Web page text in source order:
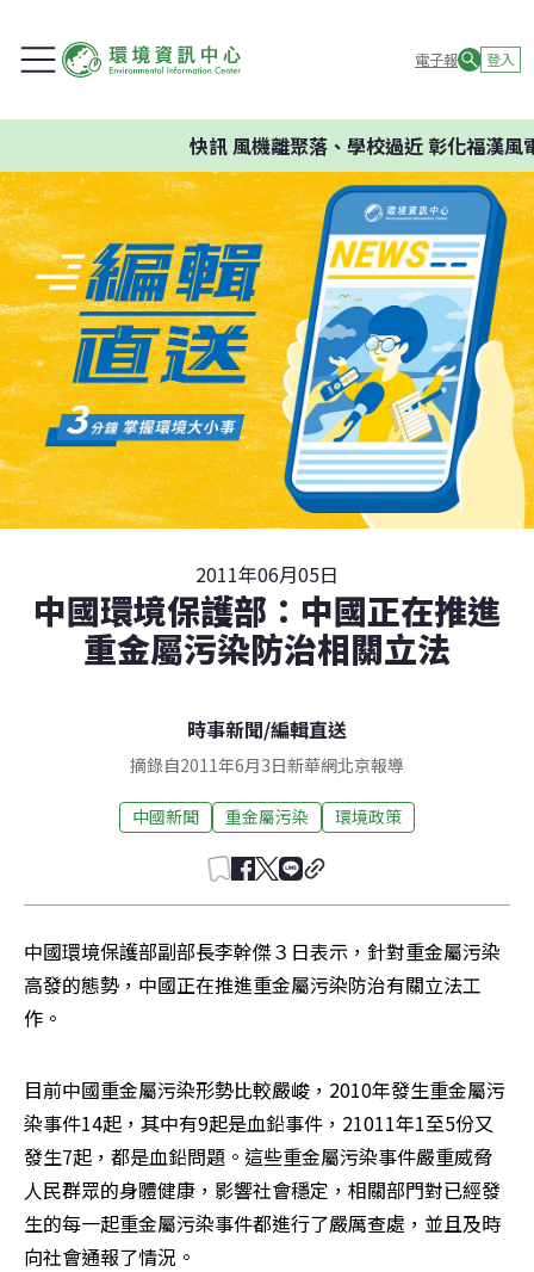
電子報 登入
快訊風機離聚落、學校過近 彰化福漢風
2011年06月05日
中國環境保護部：中國正在推進
重金屬污染防治相關立法
時事新聞/編輯直送
摘錄自2011年6月3日新華網北京報導
中國新聞 重金屬污染 環境政策
中國環境保護部副部長李幹傑３日表示，針對重金屬污染
高發的態勢，中國正在推進重金屬污染防治有關立法工
作。
目前中國重金屬污染形勢比較嚴峻，2010年發生重金屬污
染事件14起，其中有9起是血鉛事件，21011年1至5份又
發生7起，都是血鉛問題。這些重金屬污染事件嚴重威脅
人民群眾的身體健康，影響社會穩定，相關部門對已經發
生的每一起重金屬污染事件都進行了嚴厲查處，並且及時
向社會通報了情況。